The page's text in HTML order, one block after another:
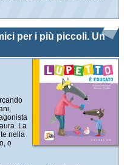
per i più piccoli. Un
La
nella
o